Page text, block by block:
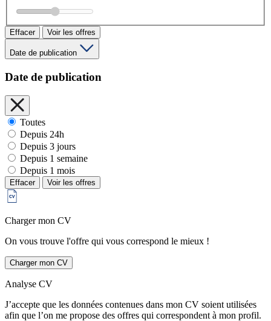
Effacer Voir les offres
Date de publication
Date de publication
Toutes
Depuis 24h
Depuis 3 jours
Depuis 1 semaine
Depuis 1 mois
Effacer Voir les offres
Charger mon CV
On vous trouve l'offre qui vous correspond le mieux !
Charger mon CV
Analyse CV
J’accepte que les données contenues dans mon CV soient utilisées
afin que l’on me propose des offres qui correspondent à mon profil.